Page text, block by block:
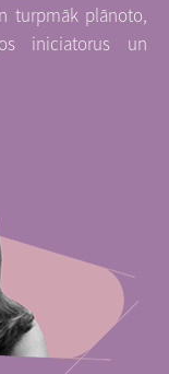
turpmāk plānoto,
iniciatorus un